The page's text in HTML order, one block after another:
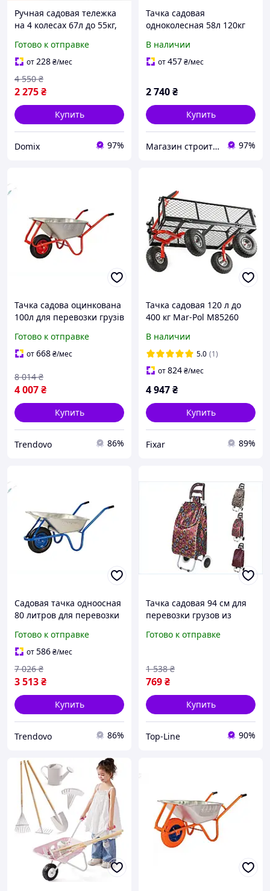
Ручная садовая тележка
на 4 колесах 67л до 55кг,
перевозки вещей на
садовом участке, Тачки и
тележки садовые
Готово к отправке
от228₴/мес
2 275₴
4 550 ₴
Купить
Domix 97%
Тачка садовая
одноколесная 58л 120кг
(5055324)
В наличии
от457₴/мес
2 740₴
Купить
Магазин строительных материалов "СТРОИМ ВМЕСТЕ" 97%
Тачка садова оцинкована
100л для перевозки грузів
8PR ТМ КВІТКА PRO
Готово к отправке
от668₴/мес
4 007₴
8 014 ₴
Купить
Trendovo 86%
Тачка садовая 120 л до
400 кг Mar-Pol M85260
перевозки груза без
вкладыша
В наличии
5.0 (1)
от824₴/мес
4 947₴
Купить
Fixar 89%
Садовая тачка одноосная
80 литров для перевозки
грузоподъемностью 150
кг рама синяя WRC
Готово к отправке
от586₴/мес
3 513₴
7 026 ₴
Купить
Trendovo 86%
Тачка садовая 94 см для
перевозки грузов из
полиэстера
Готово к отправке
769₴
1 538 ₴
Купить
Top-Line 90%